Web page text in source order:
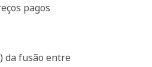
pagos
da fusão entre